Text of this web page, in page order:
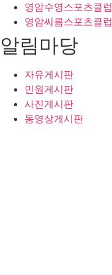
영암수영스포츠클럽
영암씨름스포츠클럽
알림마당
자유게시판
민원게시판
사진게시판
동영상게시판